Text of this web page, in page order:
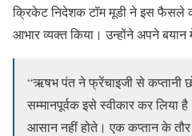
क्रिकेट निदेशक टॉम मूडी ने इस फैसले
आभार व्यक्त किया। उन्होंने अपने बयान
“ऋषभ पंत ने फ्रेंचाइजी से कप्तानी
सम्मानपूर्वक इसे स्वीकार कर
आसान नहीं होते। एक कप्तान के